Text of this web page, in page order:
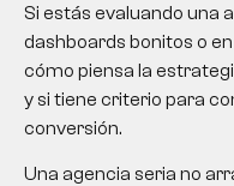
Si estás evaluando una
dashboards bonitos o
cómo piensa la
y si tiene criterio para
conversión.
Una agencia seria no